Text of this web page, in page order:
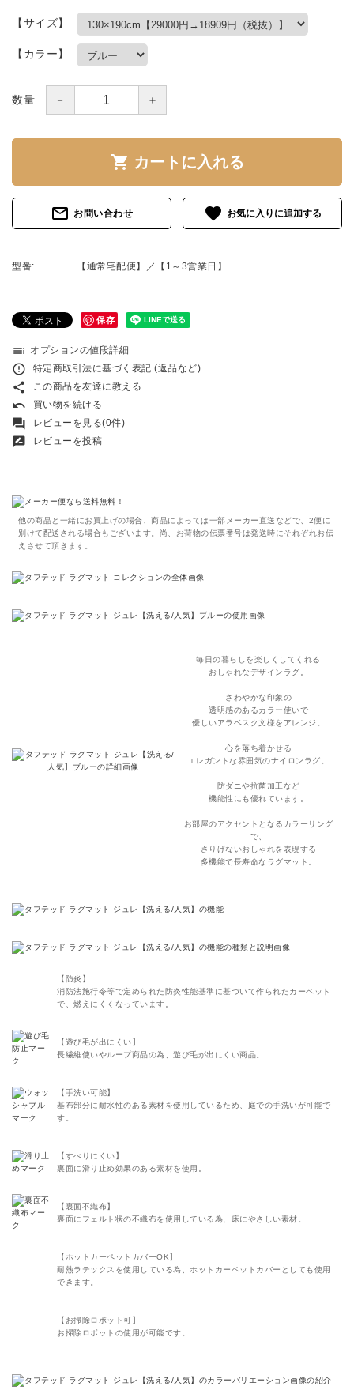
【サイズ】
【カラー】
数量 － ＋
shopping_cart カートに入れる
mail_outline お問い合わせ favorite
型番: 【通常宅配便】／【1～3営業日】
保存
toc オプションの値段詳細
error_outline 特定商取引法に基づく表記 (返品など)
share この商品を友達に教える
undo 買い物を続ける
forum レビューを見る(0件)
rate_review レビューを投稿
他の商品と一緒にお買上げの場合、商品によっては一部メーカー直送などで、2便に
別けて配送される場合もございます。尚、お荷物の伝票番号は発送時にそれぞれお伝
えさせて頂きます。
毎日の暮らしを楽しくしてくれる
おしゃれなデザインラグ。
さわやかな印象の
透明感のあるカラー使いで
優しいアラベスク文様をアレンジ。
心を落ち着かせる
エレガントな雰囲気のナイロンラグ。
防ダニや抗菌加工など
機能性にも優れています。
お部屋のアクセントとなるカラーリング
で、
さりげないおしゃれを表現する
多機能で長寿命なラグマット。
【防炎】
消防法施行令等で定められた防炎性能基準に基づいて作られたカーペット
で、燃えにくくなっています。
【遊び毛が出にくい】
長繊維使いやループ商品の為、遊び毛が出にくい商品。
【手洗い可能】
基布部分に耐水性のある素材を使用しているため、庭での手洗いが可能で
す。
【すべりにくい】
裏面に滑り止め効果のある素材を使用。
【裏面不織布】
裏面にフェルト状の不織布を使用している為、床にやさしい素材。
【ホットカーペットカバーOK】
耐熱ラテックスを使用している為、ホットカーペットカバーとしても使用
できます。
【お掃除ロボット可】
お掃除ロボットの使用が可能です。